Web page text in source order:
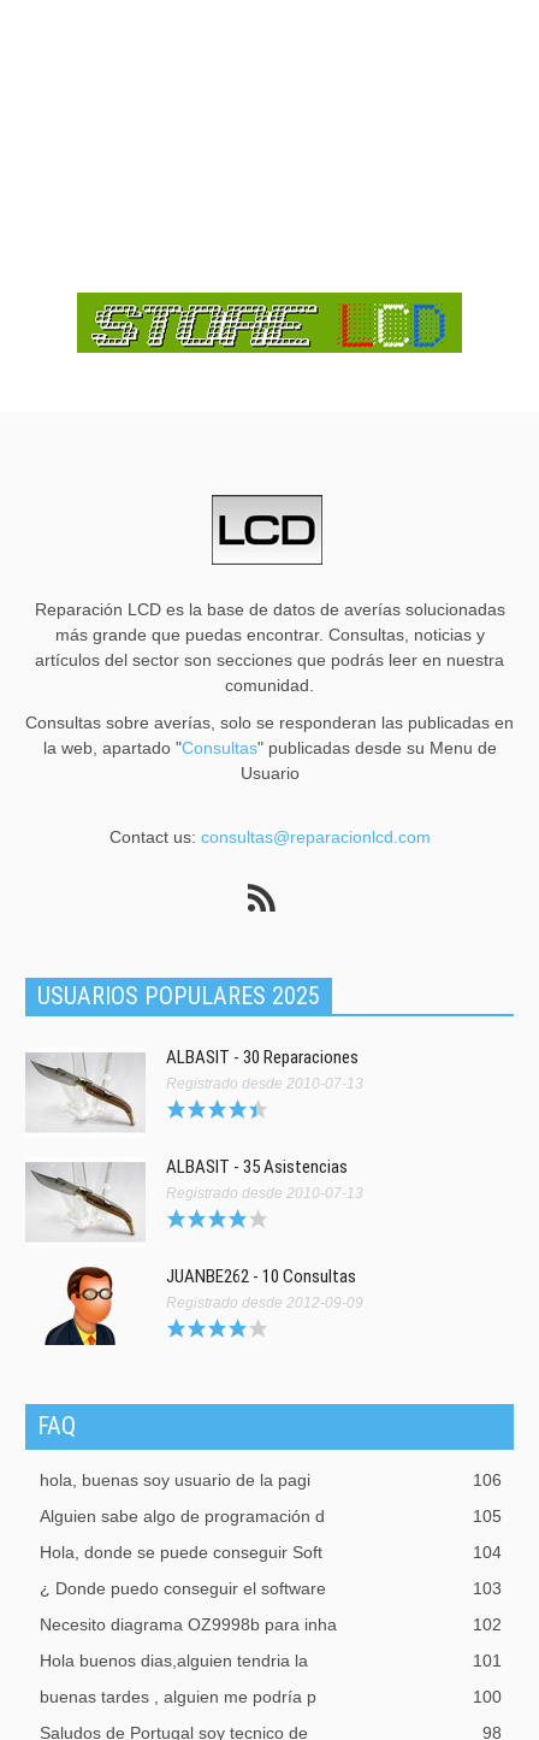
Reparación LCD es la base de datos de averías solucionadas
más grande que puedas encontrar. Consultas, noticias y
artículos del sector son secciones que podrás leer en nuestra
comunidad.
Consultas sobre averías, solo se responderan las publicadas en
la web, apartado "Consultas" publicadas desde su Menu de
Usuario
Contact us: consultas@reparacionlcd.com
USUARIOS POPULARES 2025
ALBASIT - 30 Reparaciones
Registrado desde 2010-07-13
ALBASIT - 35 Asistencias
Registrado desde 2010-07-13
JUANBE262 - 10 Consultas
Registrado desde 2012-09-09
FAQ
hola, buenas soy usuario de la pagi
106
Alguien sabe algo de programación d
105
Hola, donde se puede conseguir Soft
104
¿ Donde puedo conseguir el software
103
Necesito diagrama OZ9998b para inha
102
Hola buenos dias,alguien tendria la
101
buenas tardes , alguien me podría p
100
Saludos de Portugal soy tecnico de
98